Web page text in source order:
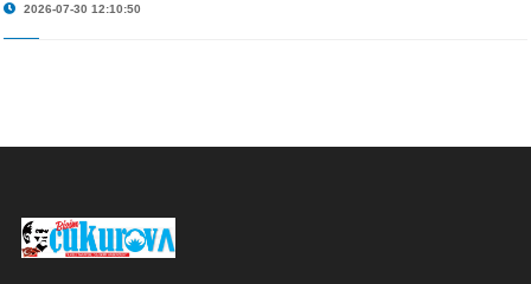
2026-07-30 12:10:50